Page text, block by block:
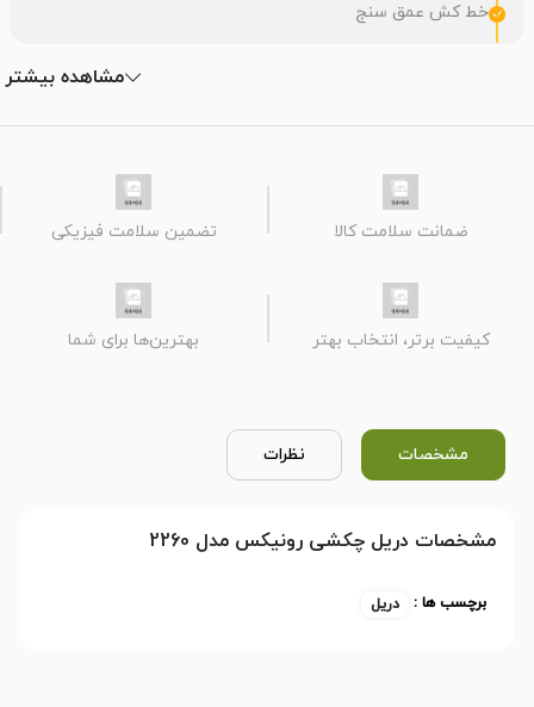
خط کش عمق سنج
مشاهده بیشتر
ضمانت سلامت کالا تضمین سلامت فیزیکی
کیفیت برتر، انتخاب بهتر بهترین‌ها برای شما
مشخصات نظرات
مشخصات دریل چکشی رونیکس مدل 2260
برچسب ها : دریل